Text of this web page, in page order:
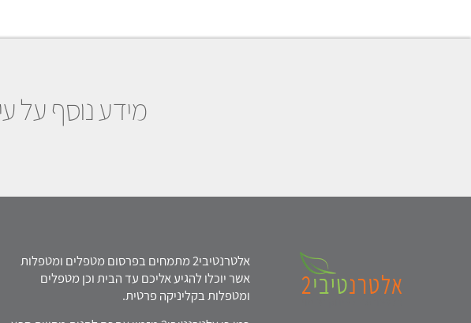
מידע נוסף על
אלטרנטיבי2 מתמחים בפרסום מטפלים ומטפלות
אשר יוכלו להגיע אליכם עד הבית וכן מטפלים
ומטפלות בקליניקה פרטית.